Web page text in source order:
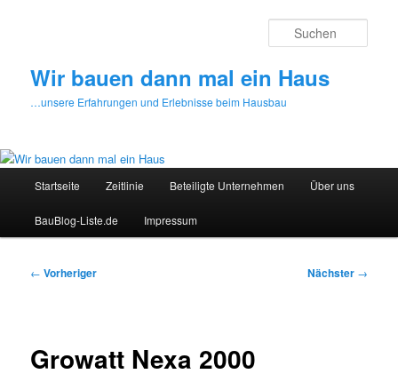
Wir bauen dann mal ein Haus
…unsere Erfahrungen und Erlebnisse beim Hausbau
Startseite Zeitlinie Beteiligte Unternehmen Über uns
BauBlog-Liste.de Impressum
Beitragsnavigation
← Vorheriger Nächster →
Growatt Nexa 2000